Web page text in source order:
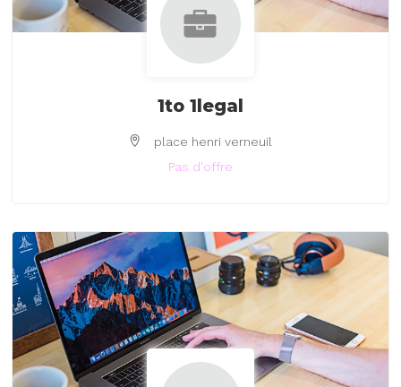
1to 1legal
place henri verneuil
Pas d'offre